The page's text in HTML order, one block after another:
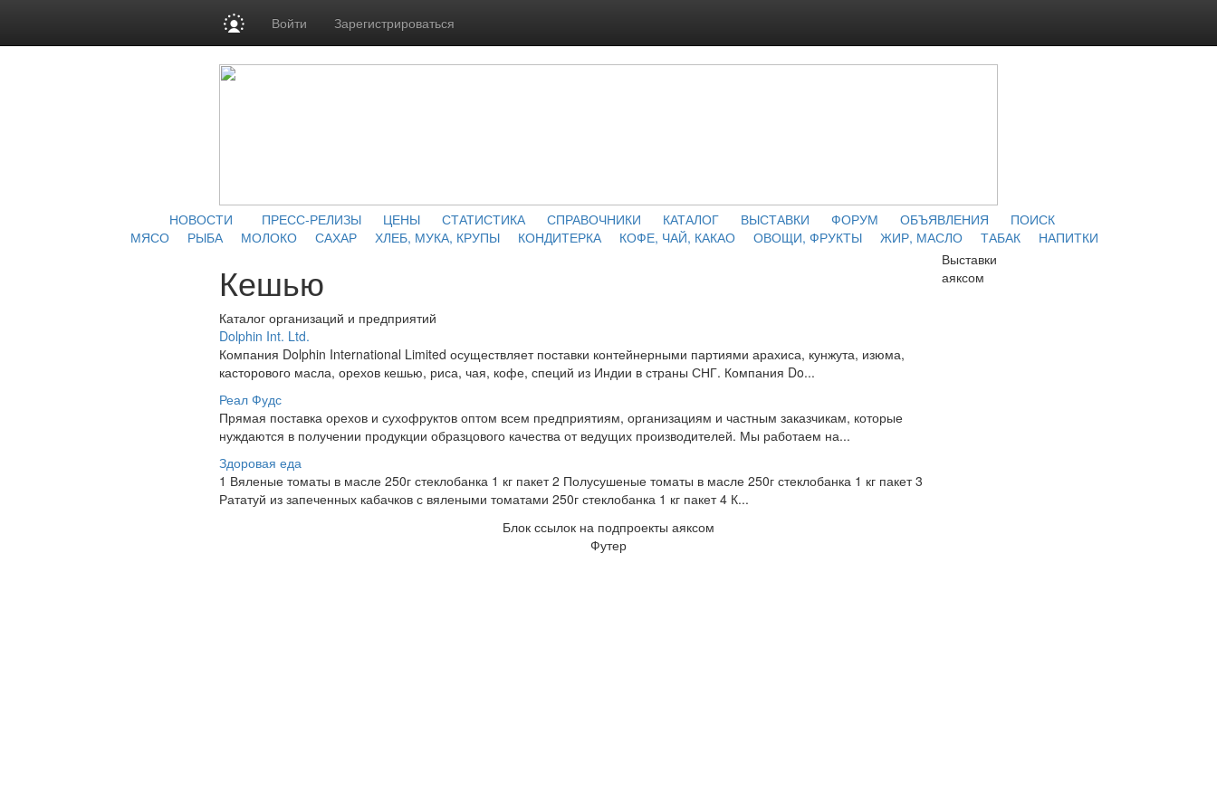
Войти Зарегистрироваться
НОВОСТИ ПРЕСС-РЕЛИЗЫ ЦЕНЫ СТАТИСТИКА СПРАВОЧНИКИ КАТАЛОГ ВЫСТАВКИ ФОРУМ ОБЪЯВЛЕНИЯ
ПОИСК
МЯСО
РЫБА МОЛОКО САХАР ХЛЕБ, МУКА, КРУПЫ КОНДИТЕРКА КОФЕ, ЧАЙ, КАКАО ОВОЩИ, ФРУКТЫ ЖИР, МАСЛО ТАБАК НАПИТКИ
Кешью
Каталог организаций и предприятий
Dolphin Int. Ltd.
Компания Dolphin International Limited осуществляет поставки контейнерными партиями арахиса, кунжута, изюма,
касторового масла, орехов кешью, риса, чая, кофе, специй из Индии в страны СНГ. Компания Do...
Реал Фудс
Прямая поставка орехов и сухофруктов оптом всем предприятиям, организациям и частным заказчикам, которые
нуждаются в получении продукции образцового качества от ведущих производителей. Мы работаем на...
Здоровая еда
1 Вяленые томаты в масле 250г стеклобанка 1 кг пакет 2 Полусушеные томаты в масле 250г стеклобанка 1 кг пакет 3
Рататуй из запеченных кабачков с вялеными томатами 250г стеклобанка 1 кг пакет 4 К...
Выставки
аяксом
Блок ссылок на подпроекты аяксом
Футер